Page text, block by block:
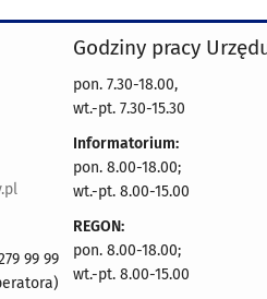
99 99
Godziny pracy
pon. 7.30-18.00,
wt.-pt. 7.30-15.30
Informatorium:
pon. 8.00-18.00;
wt.-pt. 8.00-15.00
REGON:
pon. 8.00-18.00;
wt.-pt. 8.00-15.00